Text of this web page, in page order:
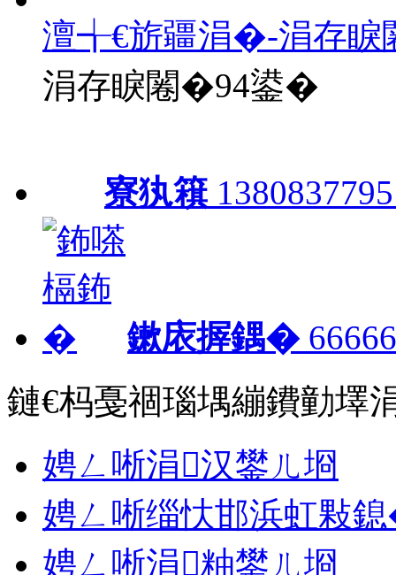
澶╅€旂疆涓�-涓存睙
涓存睙闂�94鍙�
寮犱簯
鏉庡搱鍝�
鏈€杩戞祻瑙堣繃鐨勭墿
娉ㄥ唽涓汉鐢ㄦ埛
娉ㄥ唽缁忕邯浜虹敤
娉ㄥ唽涓粙鐢ㄦ埛